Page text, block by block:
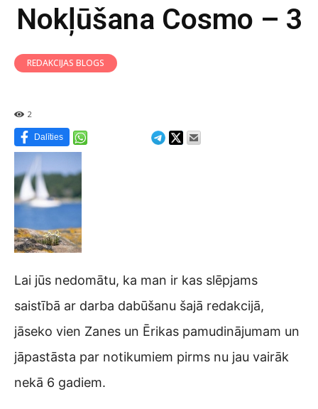
Nokļūšana Cosmo – 3
REDAKCIJAS BLOGS
2
Dalīties
Lai jūs nedomātu, ka man ir kas slēpjams
saistībā ar darba dabūšanu šajā redakcijā,
jāseko vien Zanes un Ērikas pamudinājumam un
jāpastāsta par notikumiem pirms nu jau vairāk
nekā 6 gadiem.